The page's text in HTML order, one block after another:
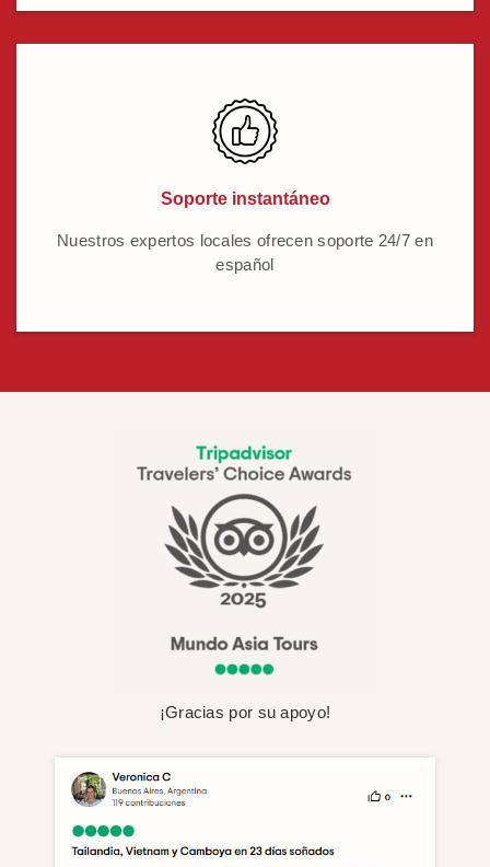
Soporte instantáneo
Nuestros expertos locales ofrecen soporte 24/7 en
español
¡Gracias por su apoyo!